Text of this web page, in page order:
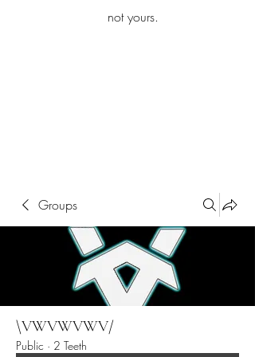
not yours.
Groups
\VWVWVWV/
Public · 2 Teeth